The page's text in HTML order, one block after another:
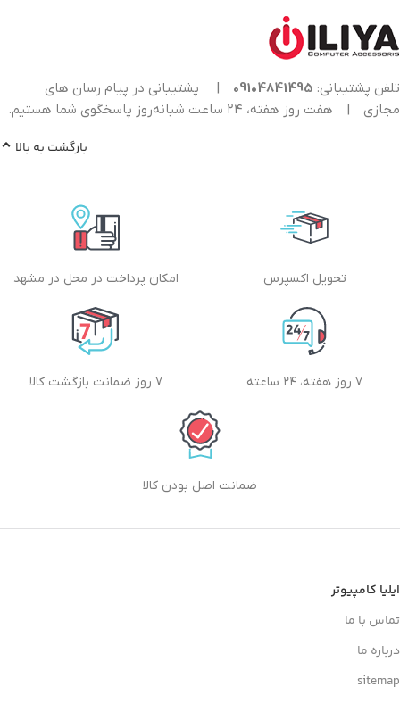
تلفن پشتیبانی: 09104841495
|
پشتیبانی در پیام رسان های
مجازی
| هفت روز هفته، ۲۴ ساعت شبانه‌روز پاسخگوی شما هستیم.
بازگشت به بالا
تحویل اکسپرس امکان پرداخت در محل در مشهد
۷ روز هفته، ۲۴ ساعته 7 روز ضمانت بازگشت کالا
ضمانت اصل بودن کالا
ایلیا کامپیوتر
تماس با ما
درباره ما
sitemap